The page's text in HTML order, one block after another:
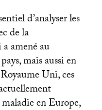
d’analyser les
de la
amené au
mais aussi en
Uni, ces
en Europe,